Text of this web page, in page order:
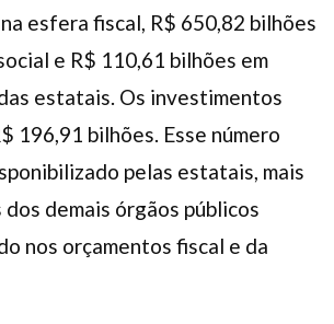
esfera fiscal, R$ 650,82 bilhões
e R$ 110,61 bilhões em
estatais. Os investimentos
196,91 bilhões. Esse número
pelas estatais, mais
dos demais órgãos públicos
nos orçamentos fiscal e da